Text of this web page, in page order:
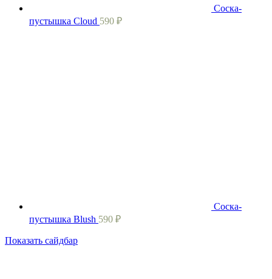
Соска-
пустышка Cloud 590 ₽
Соска-
пустышка Blush 590 ₽
Показать сайдбар